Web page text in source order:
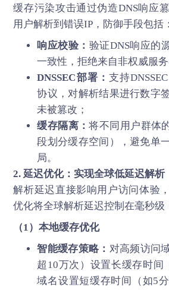
缓存污染攻击通过伪造DNS响应
用户解析到错误IP，防御手段包括：
响应校验： 验证DNS响应的
一致性，拒绝来自非权威服务
DNSSEC部署：支持
协议，对解析结果进行数字
未被篡改；
缓存隔离：将不同用户群体
段划分缓存空间），避免单
局。
2. 延迟优化：实现全球低延迟解析
解析延迟直接影响用户访问体验
优化将全球解析延迟控制在毫秒级
（1）本地缓存优化
智能缓存策略： 对高频访问
超10万次）设置长缓存时间
域名设置短缓存时间（如5